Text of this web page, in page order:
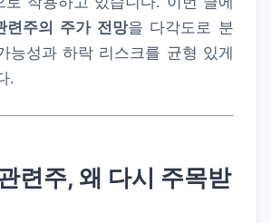
련주의 주가 전망을 다각도로 분
능성과 하락 리스크를 균형 있게
.
련주, 왜 다시 주목받